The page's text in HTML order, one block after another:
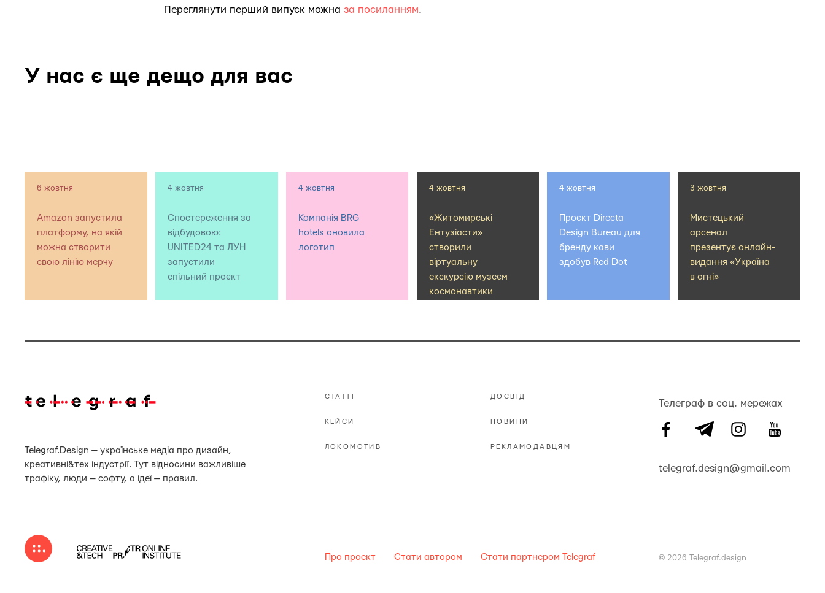
Переглянути перший випуск можна за посиланням.
У нас є ще дещо для вас
6 жовтня
Amazon запустила
платформу, на якій
можна створити
свою лінію мерчу
4 жовтня
Спостереження за
відбудовою:
UNITED24 та ЛУН
запустили
спільний проєкт
4 жовтня
Компанія BRG
hotels оновила
логотип
4 жовтня
«Житомирські
Ентузіасти»
створили
віртуальну
екскурсію музеєм
космонавтики
4 жовтня
Проєкт Directa
Design Bureau для
бренду кави
здобув Red Dot
3 жовтня
Мистецький
арсенал
презентує онлайн-
видання «Україна
в огні»
Telegraf.Design — українське медіа про дизайн,
креативні&тех індустрії. Тут відносини важливіше
трафіку, люди — софту, а ідеї — правил.
СТАТТІ
КЕЙСИ
ЛОКОМОТИВ
ДОСВІД
НОВИНИ
РЕКЛАМОДАВЦЯМ
Про проект Стати автором Стати партнером Telegraf
Телеграф в соц. мережах
telegraf.design@gmail.com
© 2026 Telegraf.design